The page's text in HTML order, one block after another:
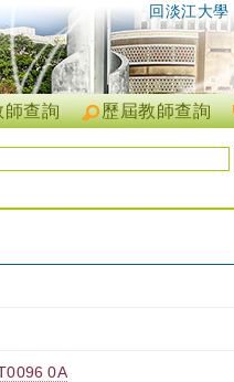
回淡江大學
歷屆教師查詢
師查詢
0A